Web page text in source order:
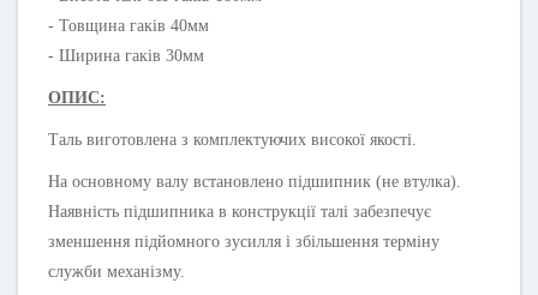
- Товщина гаків 40мм
- Ширина гаків 30мм
ОПИС:
Таль виготовлена з комплектуючих високої якості.
На основному валу встановлено підшипник (не втулка).
Наявність підшипника в конструкції талі забезпечує
зменшення підйомного зусилля і збільшення терміну
служби механізму.